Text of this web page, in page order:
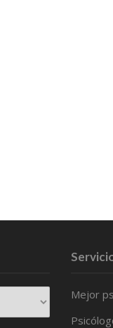
Mejor